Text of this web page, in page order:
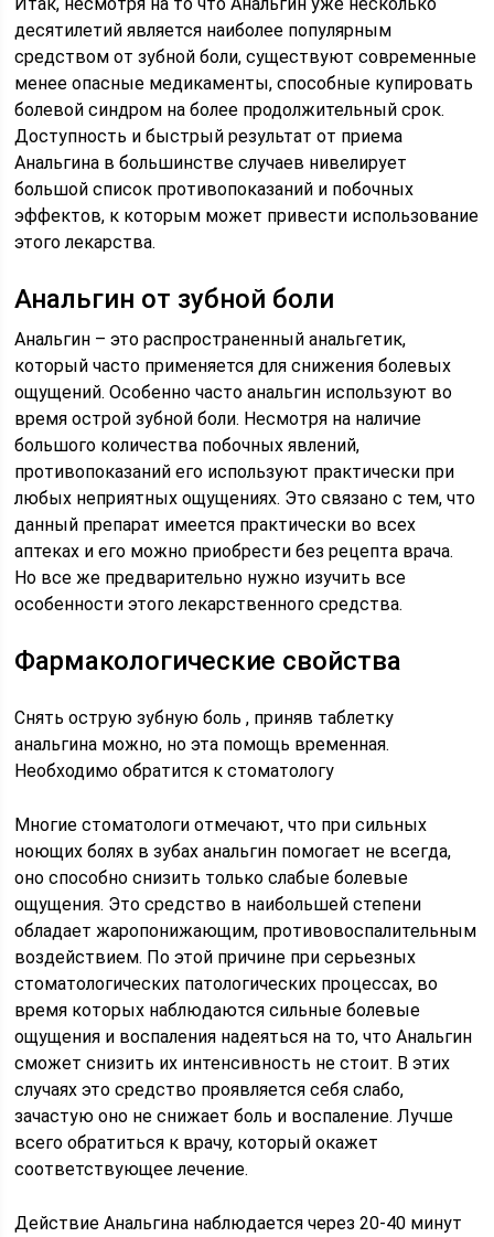
десятилетий является наиболее популярным
средством от зубной боли, существуют современные
менее опасные медикаменты, способные купировать
болевой синдром на более продолжительный срок.
Доступность и быстрый результат от приема
Анальгина в большинстве случаев нивелирует
большой список противопоказаний и побочных
эффектов, к которым может привести использование
этого лекарства.
Анальгин от зубной боли
Анальгин – это распространенный анальгетик,
который часто применяется для снижения болевых
ощущений. Особенно часто анальгин используют во
время острой зубной боли. Несмотря на наличие
большого количества побочных явлений,
противопоказаний его используют практически при
любых неприятных ощущениях. Это связано с тем, что
данный препарат имеется практически во всех
аптеках и его можно приобрести без рецепта врача.
Но все же предварительно нужно изучить все
особенности этого лекарственного средства.
Фармакологические свойства
Снять острую зубную боль , приняв таблетку
анальгина можно, но эта помощь временная.
Необходимо обратится к стоматологу
Многие стоматологи отмечают, что при сильных
ноющих болях в зубах анальгин помогает не всегда,
оно способно снизить только слабые болевые
ощущения. Это средство в наибольшей степени
обладает жаропонижающим, противовоспалительным
воздействием. По этой причине при серьезных
стоматологических патологических процессах, во
время которых наблюдаются сильные болевые
ощущения и воспаления надеяться на то, что Анальгин
сможет снизить их интенсивность не стоит. В этих
случаях это средство проявляется себя слабо,
зачастую оно не снижает боль и воспаление. Лучше
всего обратиться к врачу, который окажет
соответствующее лечение.
Действие Анальгина наблюдается через 20-40 минут